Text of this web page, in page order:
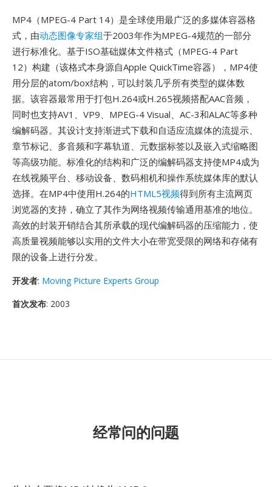
MP4（MPEG-4 Part 14）是全球使用最广泛的多媒体容器格
式，由动态图像专家组于2003年作为MPEG-4规范的一部分
进行标准化。基于ISO基础媒体文件格式（MPEG-4 Part
12）构建（该格式本身源自Apple QuickTime容器），MP4使
用分层的atom/box结构，可以封装几乎所有类型的媒体数
据。该容器最常用于打包H.264或H.265视频搭配AAC音频，
同时也支持AV1、VP9、MPEG-4 Visual、AC-3和ALAC等多种
编解码器。其设计支持渐进式下载和自适应流媒体的流提示、
章节标记、多音频和字幕轨道、元数据标签以及嵌入式缩略图
等高级功能。标准化的结构和广泛的编解码器支持使MP4成为
在线视频平台、移动设备、数码相机和操作系统媒体库的默认
选择。在MP4中使用H.264的HTML5视频得到所有主流网页
浏览器的支持，确立了其作为网络视频传输通用基准的地位。
高效的封装开销结合其所承载的现代编解码器的压缩能力，使
高质量视频能够以实用的文件大小在带宽受限的网络和存储有
限的设备上进行分发。
开发者: Moving Picture Experts Group
首次发布: 2003
经常问的问题